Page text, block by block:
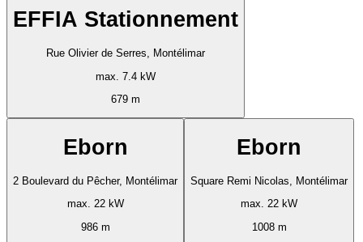
EFFIA Stationnement
Rue Olivier de Serres, Montélimar
max. 7.4 kW
679 m
Eborn
2 Boulevard du Pêcher, Montélimar
max. 22 kW
986 m
Eborn
Square Remi Nicolas, Montélimar
max. 22 kW
1008 m